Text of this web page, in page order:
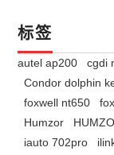
标签
autel ap200 cgdi
Condor dolphin
foxwell nt650
Humzor
iauto 702pro